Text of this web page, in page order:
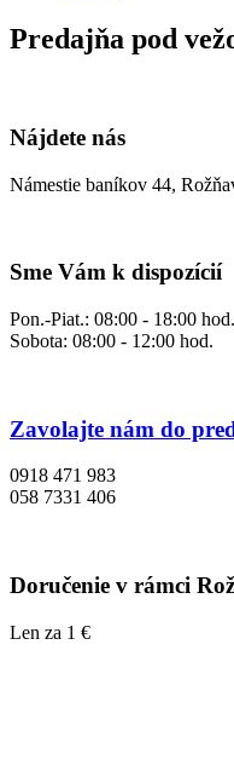
Predajňa pod
Nájdete nás
Námestie baníkov 44,
Sme Vám k dispozícií
Pon.-Piat.: 08:00 - 18:00 hod.
Sobota: 08:00 - 12:00 hod.
Zavolajte nám do
0918 471 983
058 7331 406
Doručenie v rámci
Len za 1 €